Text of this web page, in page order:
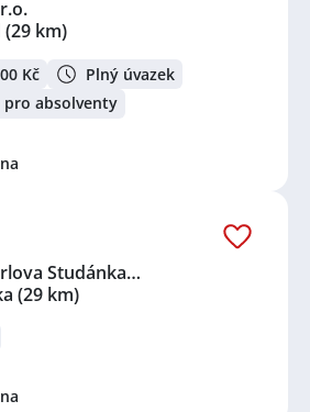
(29 km)
Kč
Plný úvazek
pro absolventy
Studánka…
(29 km)